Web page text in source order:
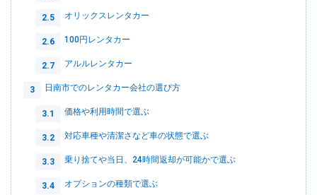
2.5 オリックスレンタカー
2.6 100円レンタカー
2.7 アルルレンタカー
3 日南市でのレンタカー会社の選び方
3.1 価格や利用時間で選ぶ
3.2 対応車種や清潔さなど車の状態で選ぶ
3.3 乗り捨てや当日、24時間返却が可能かで選ぶ
3.4 オプションの種類で選ぶ